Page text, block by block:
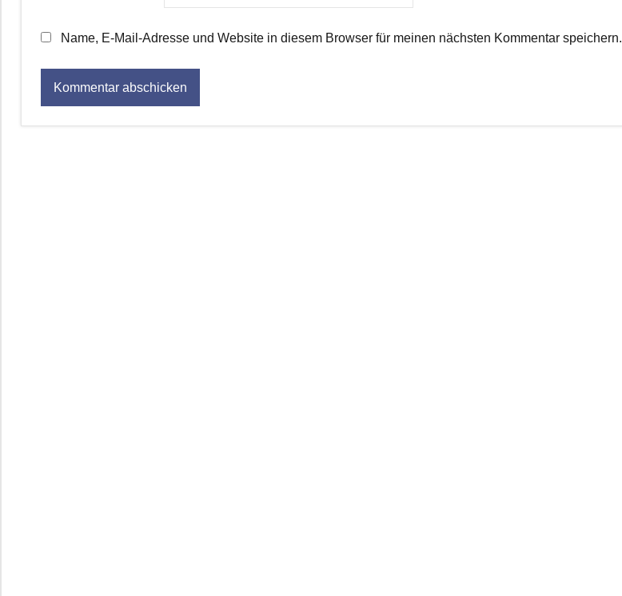
Name, E-Mail-Adresse und Website in diesem Browser für meinen nächsten Kommentar speichern.